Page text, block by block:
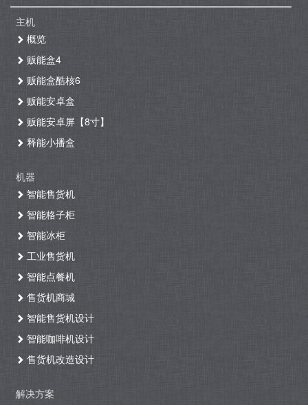
主机
概览
贩能盒4
贩能盒酷核6
贩能安卓盒
贩能安卓屏【8寸】
释能小播盒
机器
智能售货机
智能格子柜
智能冰柜
工业售货机
智能点餐机
售货机商城
智能售货机设计
智能咖啡机设计
售货机改造设计
解决方案